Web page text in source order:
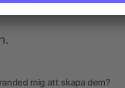
mig att skapa dem?